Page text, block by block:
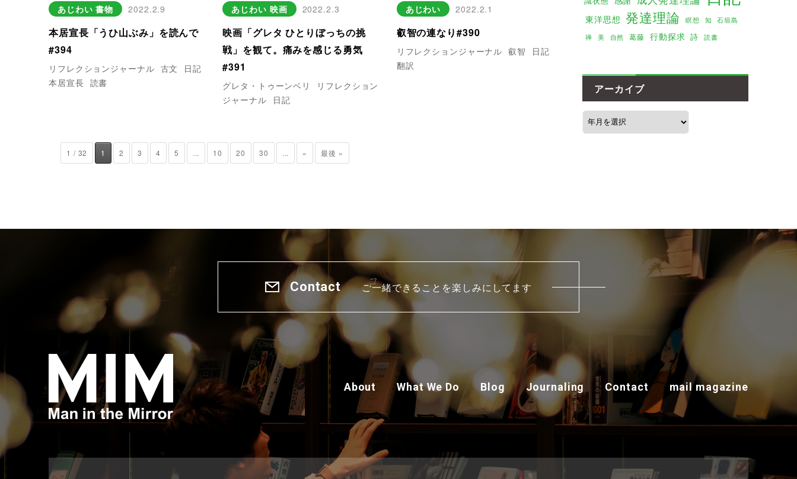
あじわい 書物 2022.2.9
本居宣長「うひ山ぶみ」を読んで
#394
リフレクションジャーナル 古文
日記
本居宣長 読書
あじわい 映画 2022.2.3
映画「グレタ ひとりぼっちの挑
戦」を観て。痛みを感じる勇気
#391
グレタ・トゥーンベリ
リフレクション
ジャーナル
日記
あじわい 2022.2.1
叡智の連なり#390
リフレクションジャーナル 叡智
日記
翻訳
1 / 32 1 2 3 4 5 ... 10 20 30 ... » 最後 »
東洋思想 発達理論 瞑想 知
石垣島
禅
美 自然 葛藤 行動探求 詩 読書
アーカイブ
Contact ご一緒できることを楽しみにしてます
About What We Do Blog Journaling Contact mail magazine